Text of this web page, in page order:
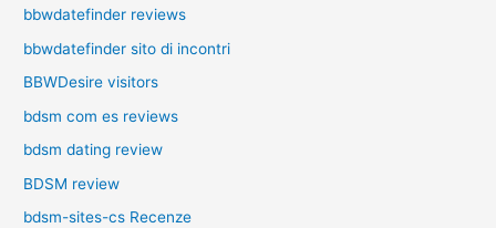
bbwdatefinder reviews
bbwdatefinder sito di incontri
BBWDesire visitors
bdsm com es reviews
bdsm dating review
BDSM review
bdsm-sites-cs Recenze